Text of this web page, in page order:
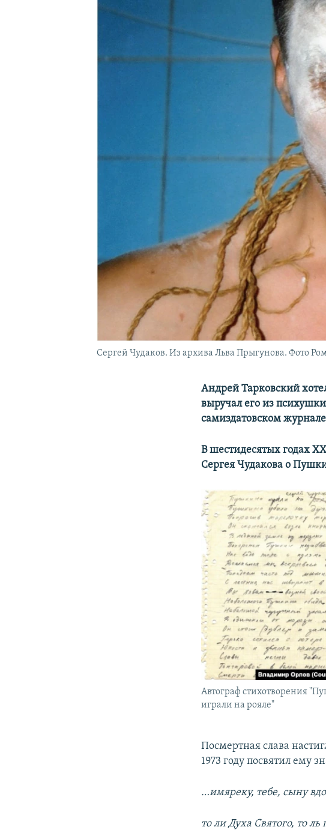
ПОДПИШИТЕСЬ НА РАССЫЛКУ
Сергей Чудаков. Из архива Льва Прыгунова. Фото
Андрей Тарковский
выручал его из
самиздатовском
В шестидесятых годах
Сергея Чудакова о
Автограф стихотворения
играли на рояле"
Посмертная слава
1973 году посвятил ему
…имяреку, тебе, сыну
то ли Духа Святого, то